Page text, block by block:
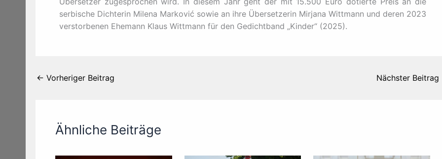
serbische Dichterin Milena Marković sowie an ihre Übersetzerin Mirjana Wittmann und deren 2023
verstorbenen Ehemann Klaus Wittmann für den Gedichtband „Kinder“ (2025).
← Vorheriger Beitrag Nächster Beitrag
Ähnliche Beiträge